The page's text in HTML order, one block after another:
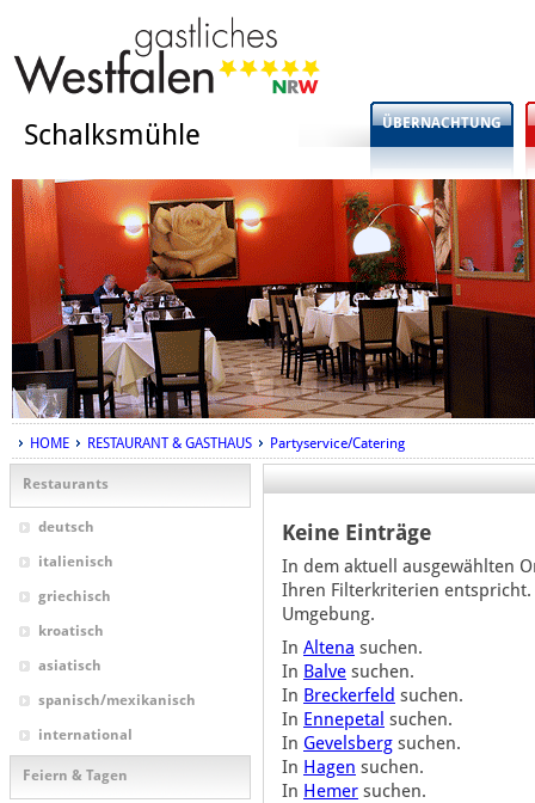
Schalksmühle ÜBERNACHTUNG
HOME RESTAURANT & GASTHAUS Partyservice/Catering
Restaurants
deutsch
italienisch
griechisch
kroatisch
asiatisch
spanisch/mexikanisch
international
Feiern & Tagen
Keine Einträge
In dem aktuell ausgewählten
Ihren Filterkriterien entspricht.
Umgebung.
In Altena suchen.
In Balve suchen.
In Breckerfeld suchen.
In Ennepetal suchen.
In Gevelsberg suchen.
In Hagen suchen.
In Hemer suchen.